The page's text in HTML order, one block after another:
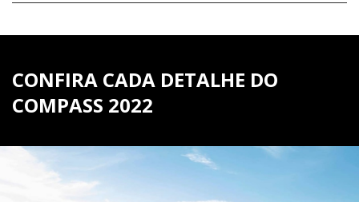
CONFIRA CADA DETALHE DO
COMPASS 2022